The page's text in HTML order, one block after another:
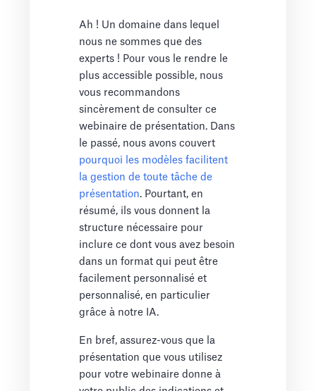
Ah ! Un domaine dans lequel
nous ne sommes que des
experts ! Pour vous le rendre le
plus accessible possible, nous
vous recommandons
sincèrement de consulter ce
webinaire de présentation. Dans
le passé, nous avons couvert
pourquoi les modèles facilitent
la gestion de toute tâche de
présentation. Pourtant, en
résumé, ils vous donnent la
structure nécessaire pour
inclure ce dont vous avez besoin
dans un format qui peut être
facilement personnalisé et
personnalisé, en particulier
grâce à notre IA.
En bref, assurez-vous que la
présentation que vous utilisez
pour votre webinaire donne à